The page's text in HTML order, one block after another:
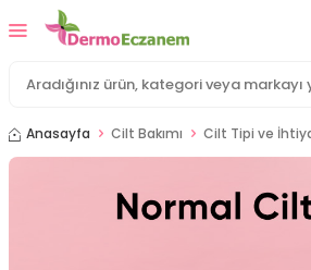
Anasayfa Cilt Bakımı Cilt Tipi ve